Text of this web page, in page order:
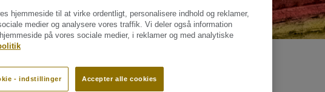
hjemmeside til at virke ordentligt, personalisere indhold og reklamer,
medier og analysere vores traffik. Vi deler også information
på vores sociale medier, i reklamer og med analytiske
Accepter alle cookies
- indstillinger